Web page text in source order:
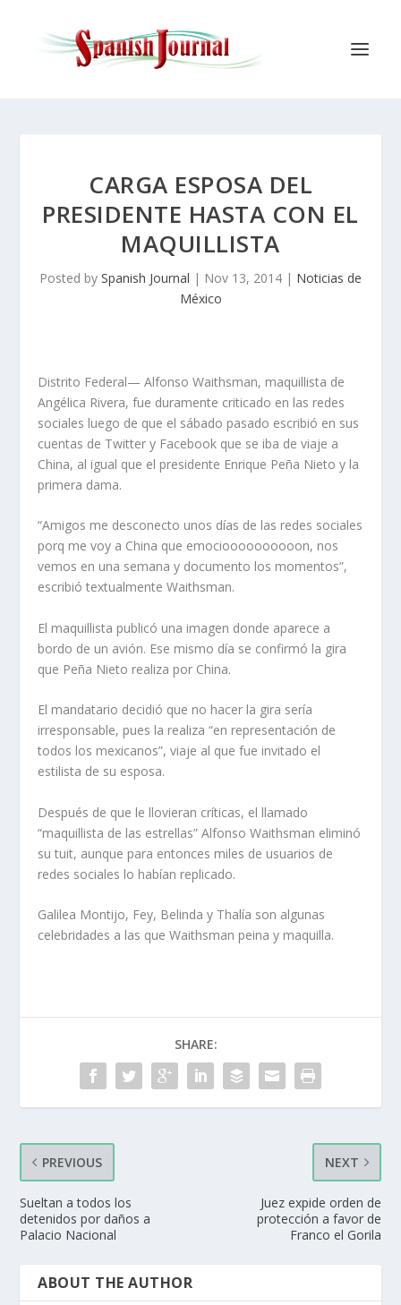
CARGA ESPOSA DEL
PRESIDENTE HASTA CON EL
MAQUILLISTA
Posted by Spanish Journal | Nov 13, 2014 | Noticias de
México
Distrito Federal— Alfonso Waithsman, maquillista de
Angélica Rivera, fue duramente criticado en las redes
sociales luego de que el sábado pasado escribió en sus
cuentas de Twitter y Facebook que se iba de viaje a
China, al igual que el presidente Enrique Peña Nieto y la
primera dama.
“Amigos me desconecto unos días de las redes sociales
porq me voy a China que emocioooooooooon, nos
vemos en una semana y documento los momentos”,
escribió textualmente Waithsman.
El maquillista publicó una imagen donde aparece a
bordo de un avión. Ese mismo día se confirmó la gira
que Peña Nieto realiza por China.
El mandatario decidió que no hacer la gira sería
irresponsable, pues la realiza “en representación de
todos los mexicanos”, viaje al que fue invitado el
estilista de su esposa.
Después de que le llovieran críticas, el llamado
“maquillista de las estrellas” Alfonso Waithsman eliminó
su tuit, aunque para entonces miles de usuarios de
redes sociales lo habían replicado.
Galilea Montijo, Fey, Belinda y Thalía son algunas
celebridades a las que Waithsman peina y maquilla.
SHARE:
PREVIOUS
Sueltan a todos los
detenidos por daños a
Palacio Nacional
NEXT
Juez expide orden de
protección a favor de
Franco el Gorila
ABOUT THE AUTHOR